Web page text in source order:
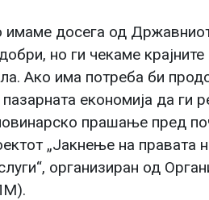
досега од
но ги чекаме
Ако има потреба би
економија да ги
прашање пред
„Јакнење на правата
организиран од